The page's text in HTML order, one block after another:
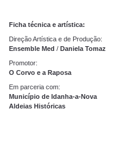
Ficha técnica e artística:
Direção Artística e de Produção:
Ensemble Med / Daniela Tomaz
Promotor:
O Corvo e a Raposa
Em parceria com:
Município de Idanha-a-Nova
Aldeias Históricas